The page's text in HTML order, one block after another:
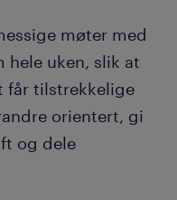
møter med
hele uken, slik at
får tilstrekkelige
orientert, gi
og dele